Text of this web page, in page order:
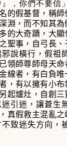
，你們不要信
的假基督，稱
淵，而不知其
的大奇蹟，大
聖事，自弓長
說橫行，假祖
領師尊師母天
線者，有白負
，有以擁有小
起爐灶，自創
引迷，讓蒼生
真假救主混亂
致迷失方向，